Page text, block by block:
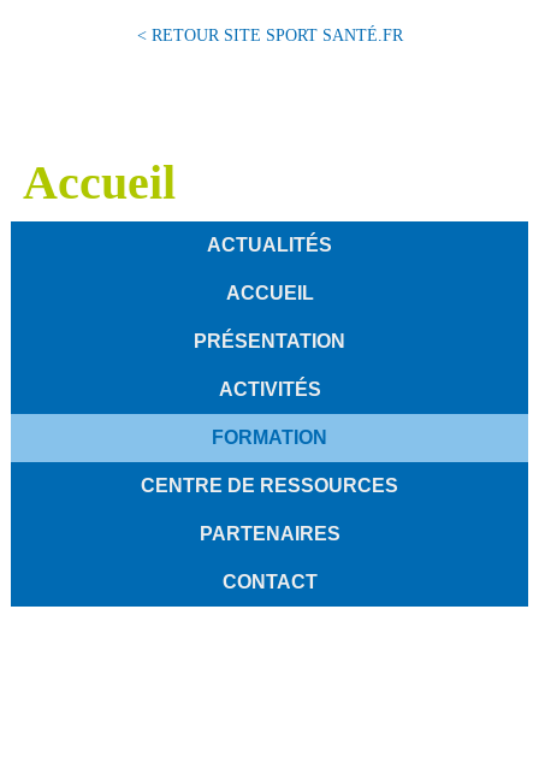
< RETOUR SITE SPORT SANTÉ.FR
Accueil
ACTUALITÉS
ACCUEIL
PRÉSENTATION
ACTIVITÉS
FORMATION
CENTRE DE RESSOURCES
PARTENAIRES
CONTACT